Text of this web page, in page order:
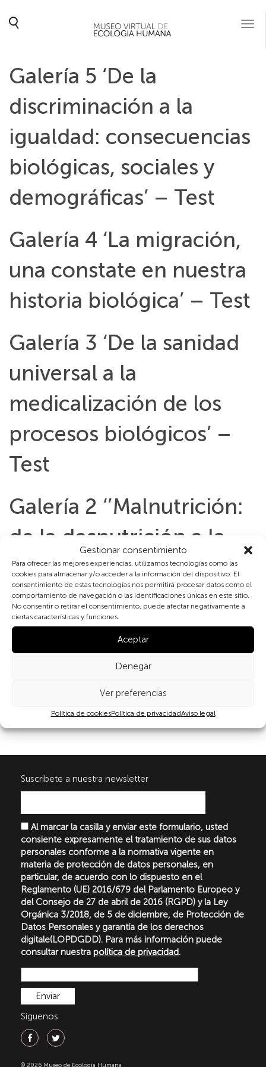
Gestionar consentimiento
Para ofrecer las mejores experiencias, utilizamos tecnologías como las
cookies para almacenar y/o acceder a la información del dispositivo. El
consentimiento de estas tecnologías nos permitirá procesar datos como el
comportamiento de navegación o las identificaciones únicas en este sitio.
No consentir o retirar el consentimiento, puede afectar negativamente a
ciertas características y funciones.
Aceptar
Denegar
Ver preferencias
Política de cookiesPolítica de privacidadAviso legal
Galería 5 ‘De la
discriminación a la
igualdad: consecuencias
biológicas, sociales y
demográficas’ – Test
Galería 4 ‘La migración,
una constate en nuestra
historia biológica’ – Test
Galería 3 ‘De la sanidad
universal a la
medicalización de los
procesos biológicos’ –
Test
Galería 2 ‘’Malnutrición:
de la desnutrición a la
obesidad’ – Test
Galería 1 ‘La Agenda
2030, marco para
evaluar el ciclo vital
humano’ – Test
Suscribete a nuestra newsletter
Al marcar la casilla y enviar este formulario, usted
consiente expresamente el tratamiento de sus datos
personales conforme a la normativa vigente en
materia de protección de datos personales, en
particular, de acuerdo con lo dispuesto en el
Reglamento (UE) 2016/679 del Parlamento Europeo y
del Consejo de 27 de abril de 2016 (RGPD) y la Ley
Orgánica 3/2018, de 5 de diciembre, de Protección de
Datos Personales y garantía de los derechos
digitale(LOPDGDD). Para más información puede
consultar nuestra política de privacidad.
Síguenos
© 2026 Museo de Ecología Humana